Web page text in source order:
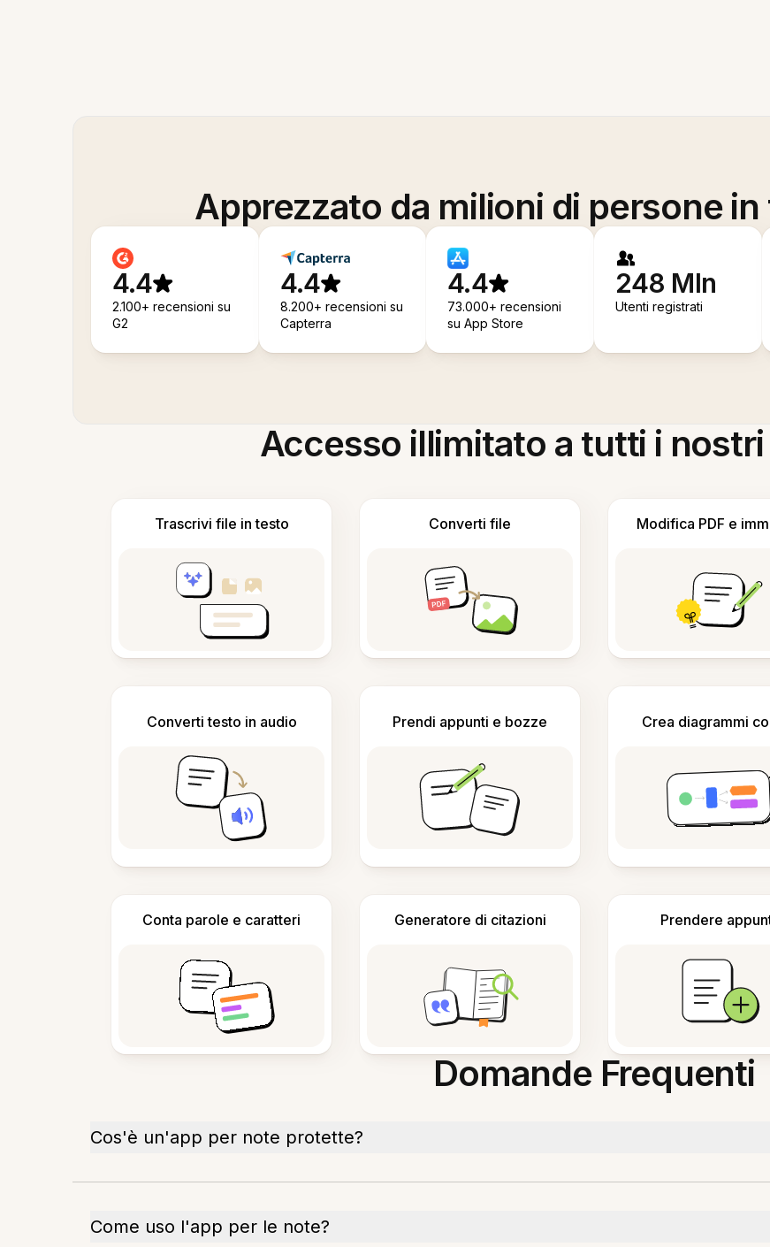
Apprezzato da milioni di persone
4.4
2.100+ recensioni su
G2
4.4
8.200+ recensioni su
Capterra
4.4
73.000+ recensioni
su App Store
248 Mln
Utenti registrati
Accesso illimitato a tutti i
Trascrivi file in testo Converti file Modifica PDF e
Converti testo in audio Prendi appunti e bozze Crea diagrammi
Conta parole e caratteri Generatore di citazioni Prendere
Domande Frequenti
Cos'è un'app per note protette?
Come uso l'app per le note?